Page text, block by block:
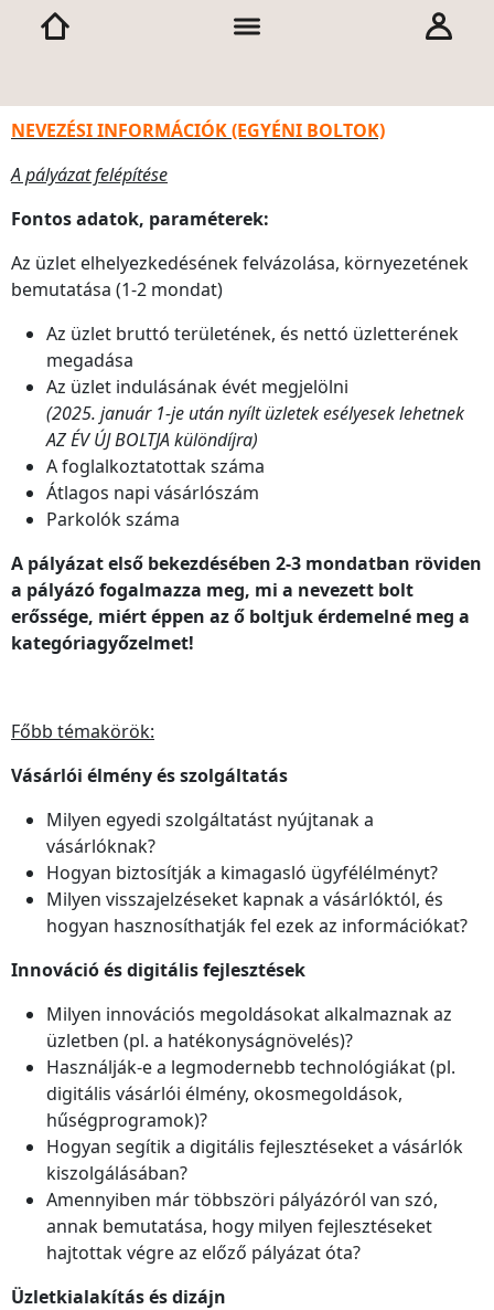
NEVEZÉSI INFORMÁCIÓK (EGYÉNI BOLTOK)
A pályázat felépítése
Fontos adatok, paraméterek:
Az üzlet elhelyezkedésének felvázolása, környezetének
bemutatása (1-2 mondat)
Az üzlet bruttó területének, és nettó üzletterének
megadása
Az üzlet indulásának évét megjelölni
(2025. január 1-je után nyílt üzletek esélyesek lehetnek
AZ ÉV ÚJ BOLTJA különdíjra)
A foglalkoztatottak száma
Átlagos napi vásárlószám
Parkolók száma
A pályázat első bekezdésében 2-3 mondatban röviden
a pályázó fogalmazza meg, mi a nevezett bolt
erőssége, miért éppen az ő boltjuk érdemelné meg a
kategóriagyőzelmet!
Főbb témakörök:
Vásárlói élmény és szolgáltatás
Milyen egyedi szolgáltatást nyújtanak a
vásárlóknak?
Hogyan biztosítják a kimagasló ügyfélélményt?
Milyen visszajelzéseket kapnak a vásárlóktól, és
hogyan hasznosíthatják fel ezek az információkat?
Innováció és digitális fejlesztések
Milyen innovációs megoldásokat alkalmaznak az
üzletben (pl. a hatékonyságnövelés)?
Használják-e a legmodernebb technológiákat (pl.
digitális vásárlói élmény, okosmegoldások,
hűségprogramok)?
Hogyan segítik a digitális fejlesztéseket a vásárlók
kiszolgálásában?
Amennyiben már többszöri pályázóról van szó,
annak bemutatása, hogy milyen fejlesztéseket
hajtottak végre az előző pályázat óta?
Üzletkialakítás és dizájn